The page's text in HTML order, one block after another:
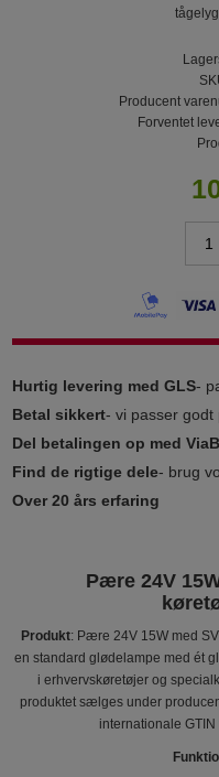
Producent
Forventet
Hurtig levering med GLS-
Betal sikkert- vi passer godt
Del betalingen op med
Find de rigtige dele- brug
Over 20 års erfaring
Pære 24V
Produkt: Pære 24V 15W med
en standard glødelampe med ét
i erhvervskøretøjer og
produktet sælges under
internationale